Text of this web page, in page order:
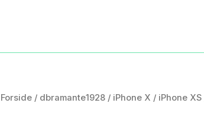
Forside / dbramante1928 / iPhone X / iPhone XS